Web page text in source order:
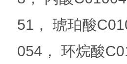
51， 琥珀酸
054， 环烷酸